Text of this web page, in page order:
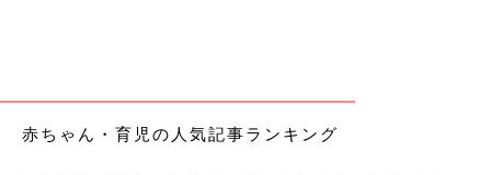
赤ちゃん・育児の人気記事ランキング